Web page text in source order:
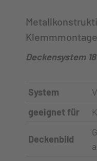
Klemmmontage
Deckensystem
System
geeignet für
Deckenbild